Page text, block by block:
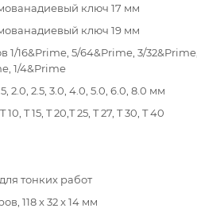
ключ 17 мм
ключ 19 мм
16&Prime, 5/64&Prime, 3/
1/4&Prime
2.0, 2.5, 3.0, 4.0, 5.0, 6.0, 8.0 мм
T 15, T 20,T 25, T 27, T 30, T 40
тонких работ
118 x 32 x 14 мм